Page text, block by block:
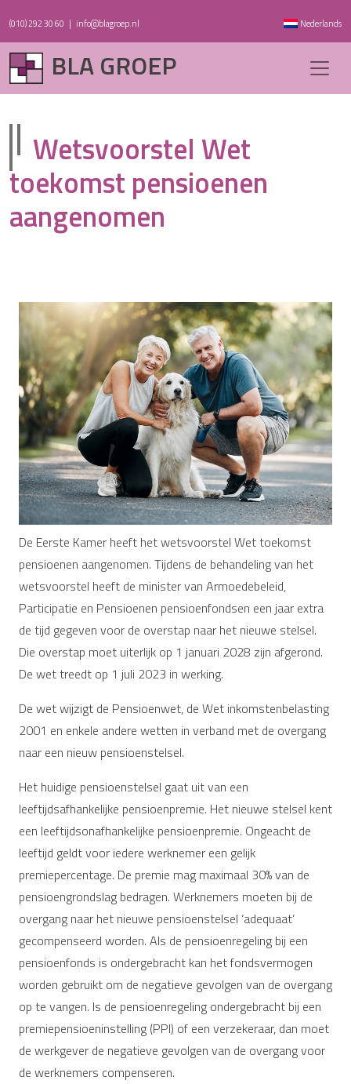
(010) 292 30 60 | info@blagroep.nl Nederlands
BLA GROEP
Wetsvoorstel Wet
toekomst pensioenen
aangenomen
De Eerste Kamer heeft het wetsvoorstel Wet toekomst
pensioenen aangenomen. Tijdens de behandeling van het
wetsvoorstel heeft de minister van Armoedebeleid,
Participatie en Pensioenen pensioenfondsen een jaar extra
de tijd gegeven voor de overstap naar het nieuwe stelsel.
Die overstap moet uiterlijk op 1 januari 2028 zijn afgerond.
De wet treedt op 1 juli 2023 in werking.
De wet wijzigt de Pensioenwet, de Wet inkomstenbelasting
2001 en enkele andere wetten in verband met de overgang
naar een nieuw pensioenstelsel.
Het huidige pensioenstelsel gaat uit van een
leeftijdsafhankelijke pensioenpremie. Het nieuwe stelsel kent
een leeftijdsonafhankelijke pensioenpremie. Ongeacht de
leeftijd geldt voor iedere werknemer een gelijk
premiepercentage. De premie mag maximaal 30% van de
pensioengrondslag bedragen. Werknemers moeten bij de
overgang naar het nieuwe pensioenstelsel ‘adequaat’
gecompenseerd worden. Als de pensioenregeling bij een
pensioenfonds is ondergebracht kan het fondsvermogen
worden gebruikt om de negatieve gevolgen van de overgang
op te vangen. Is de pensioenregeling ondergebracht bij een
premiepensioeninstelling (PPI) of een verzekeraar, dan moet
de werkgever de negatieve gevolgen van de overgang voor
de werknemers compenseren.